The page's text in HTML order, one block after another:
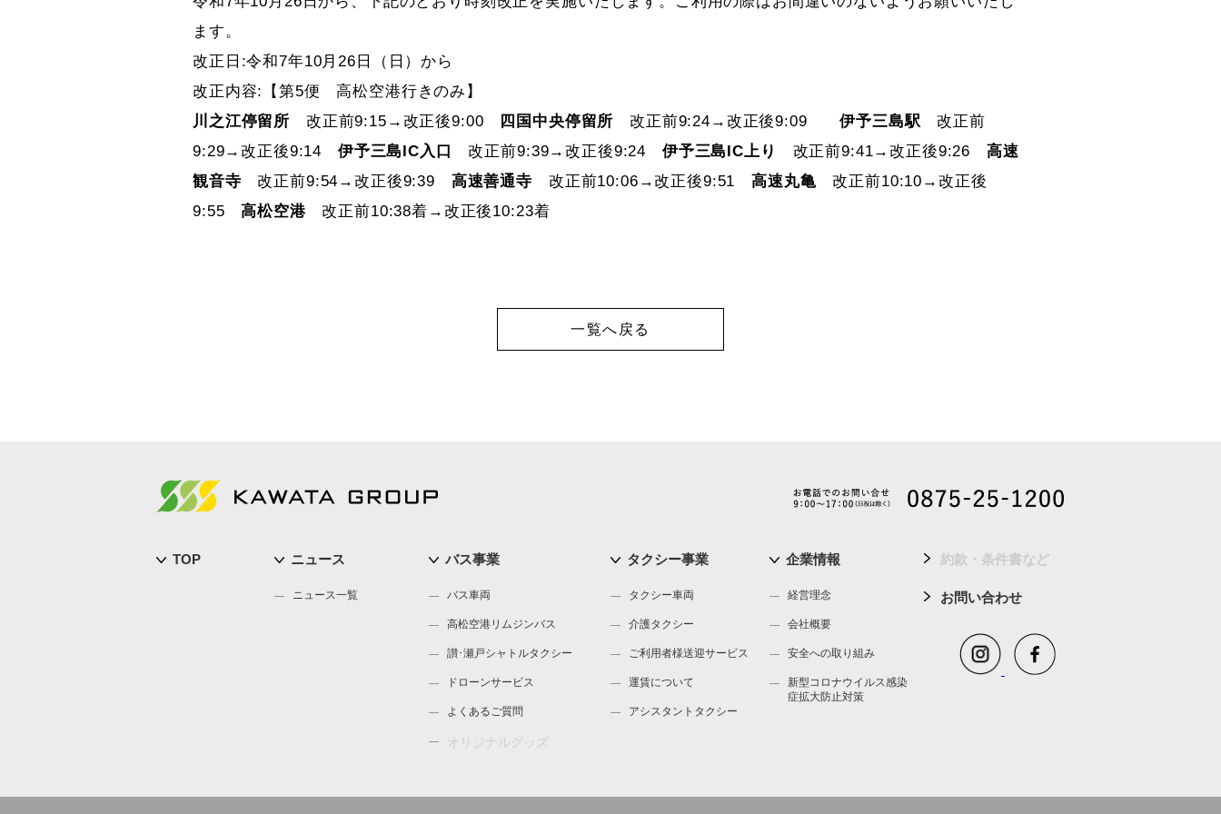
ます。
改正日:令和7年10月26日（日）から
改正内容:【第5便 高松空港行きのみ】
川之江停留所 改正前9:15→改正後9:00 四国中央停留所 改正前9:24→改正後9:09伊予三島駅 改正前
9:29→改正後9:14 伊予三島IC入口 改正前9:39→改正後9:24 伊予三島IC上り 改正前9:41→改正後9:26 高速
観音寺 改正前9:54→改正後9:39 高速善通寺 改正前10:06→改正後9:51高速丸亀改正前10:10→改正後
9:55高松空港改正前10:38着→改正後10:23着
一覧へ戻る
TOP ニュース
ニュース一覧
バス事業
バス車両
高松空港リムジンバス
讃･瀬戸シャトルタクシー
ドローンサービス
よくあるご質問
オリジナルグッズ
タクシー事業
タクシー車両
介護タクシー
ご利用者様送迎サービス
運賃について
アシスタントタクシー
企業情報
経営理念
会社概要
安全への取り組み
新型コロナウイルス感染
症拡大防止対策
約款・条件書など
お問い合わせ